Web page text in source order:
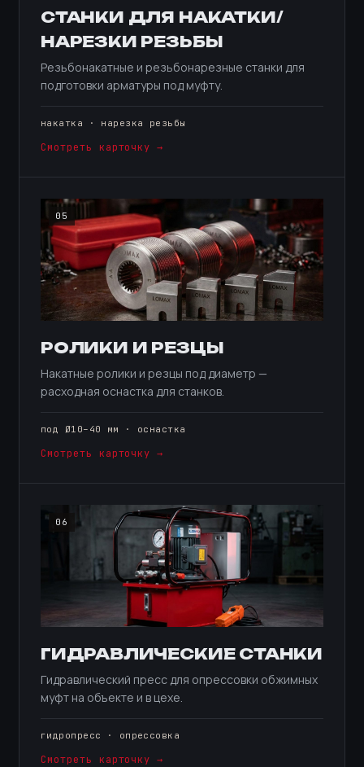
СТАНКИ ДЛЯ НАКАТКИ/
НАРЕЗКИ РЕЗЬБЫ
Резьбонакатные и резьбонарезные станки для
подготовки арматуры под муфту.
накатка · нарезка резьбы
Смотреть карточку →
05
РОЛИКИ И РЕЗЦЫ
Накатные ролики и резцы под диаметр —
расходная оснастка для станков.
под Ø10–40 мм · оснастка
Смотреть карточку →
06
ГИДРАВЛИЧЕСКИЕ СТАНКИ
Гидравлический пресс для опрессовки обжимных
муфт на объекте и в цехе.
гидропресс · опрессовка
Смотреть карточку →